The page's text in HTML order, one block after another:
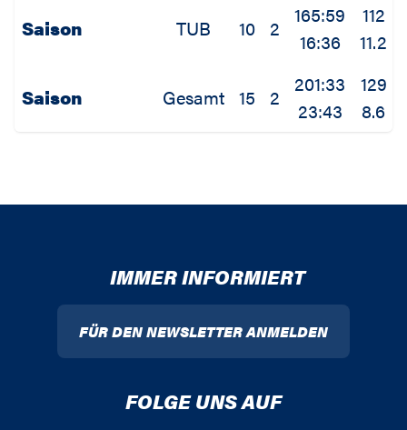
Saison TUB 10 2
165:59
16:36
112
11.2
Saison Gesamt 15 2
201:33
23:43
129
8.6
IMMER INFORMIERT
FÜR DEN NEWSLETTER ANMELDEN
FOLGE UNS AUF